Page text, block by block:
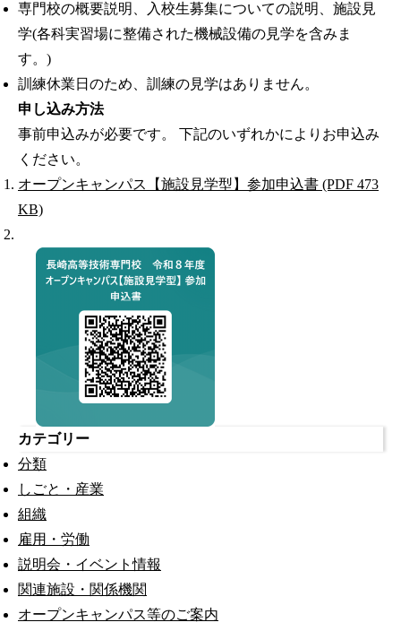
専門校の概要説明、入校生募集についての説明、施設見
学(各科実習場に整備された機械設備の見学を含みま
す。)
訓練休業日のため、訓練の見学はありません。
申し込み方法
事前申込みが必要です。 下記のいずれかによりお申込み
ください。
オープンキャンパス【施設見学型】参加申込書 (PDF 473
KB)
カテゴリー
分類
しごと・産業
組織
雇用・労働
説明会・イベント情報
関連施設・関係機関
オープンキャンパス等のご案内